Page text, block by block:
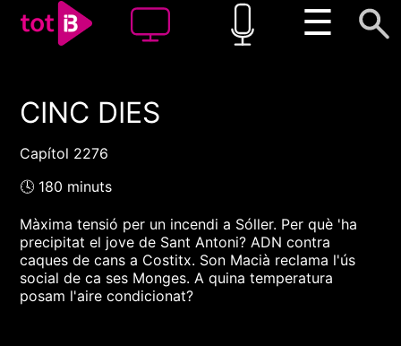
☰
00:00 00:00
CINC DIES
Capítol 2276
🕓 180 minuts
Màxima tensió per un incendi a Sóller. Per què 'ha
precipitat el jove de Sant Antoni? ADN contra
caques de cans a Costitx. Son Macià reclama l'ús
social de ca ses Monges. A quina temperatura
posam l'aire condicionat?